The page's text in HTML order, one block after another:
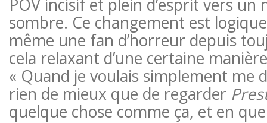
POV incisif et plein d’esprit vers un
sombre. Ce changement est
même une fan d’horreur depuis
cela relaxant d’une certaine
« Quand je voulais simplement me
rien de mieux que de regarder
quelque chose comme ça, et en